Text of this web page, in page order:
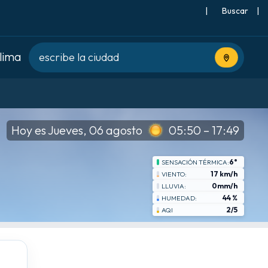
| |
Usa tu
Hoy es Jueves, 06 agosto 05:50 – 17:49
SENSACIÓN TÉRMICA:6°
VIENTO: 17 km/h
LLUVIA: 0mm/h
HUMEDAD: 44 %
AQI 2/5